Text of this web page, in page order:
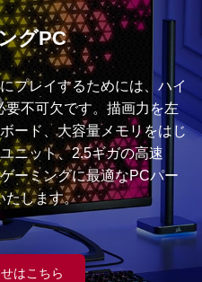
グPC
プレイするためには、ハイ
不可欠です。描画力を左
ード、大容量メモリをはじ
ニット、2.5ギガの高速
ーミングに最適なPCパー
たします。
はこちら